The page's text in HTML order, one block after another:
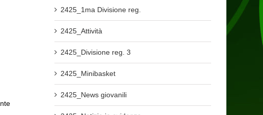
2425_1ma Divisione reg.
2425_Attività
2425_Divisione reg. 3
2425_Minibasket
2425_News giovanili